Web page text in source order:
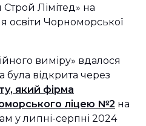
Лімітед» на
освіти Чорноморської
виміру» вдалося
була відкрита через
який фірма
ліцею №2 на
у липні-серпні 2024